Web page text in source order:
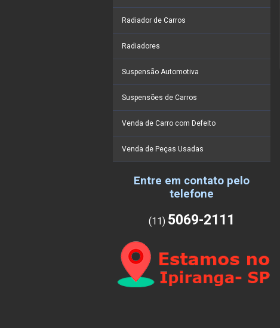
Radiador de Carros
Radiadores
Suspensão Automotiva
Suspensões de Carros
Venda de Carro com Defeito
Venda de Peças Usadas
Entre em contato pelo
telefone
(11) 5069-2111